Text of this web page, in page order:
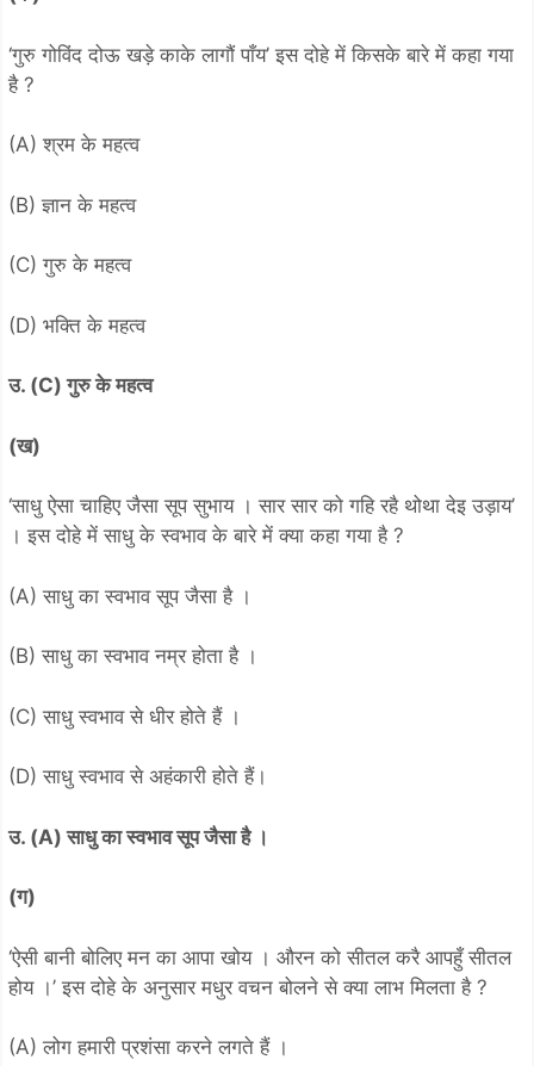
‘गुरु गोविंद दोऊ खड़े काके लागौं पाँय’ इस दोहे में किसके बारे में कहा गया
है ?
(A) श्रम के महत्व
(B) ज्ञान के महत्व
(C) गुरु के महत्व
(D) भक्ति के महत्व
उ. (C) गुरु के महत्व
(ख)
‘साधु ऐसा चाहिए जैसा सूप सुभाय । सार सार को गहि रहै थोथा देइ उड़ाय’
। इस दोहे में साधु के स्वभाव के बारे में क्या कहा गया है ?
(A) साधु का स्वभाव सूप जैसा है ।
(B) साधु का स्वभाव नम्र होता है ।
(C) साधु स्वभाव से धीर होते हैं ।
(D) साधु स्वभाव से अहंकारी होते हैं।
उ. (A) साधु का स्वभाव सूप जैसा है ।
(ग)
‘ऐसी बानी बोलिए मन का आपा खोय । औरन को सीतल करै आपहुँ सीतल
होय ।’ इस दोहे के अनुसार मधुर वचन बोलने से क्या लाभ मिलता है ?
(A) लोग हमारी प्रशंसा करने लगते हैं ।